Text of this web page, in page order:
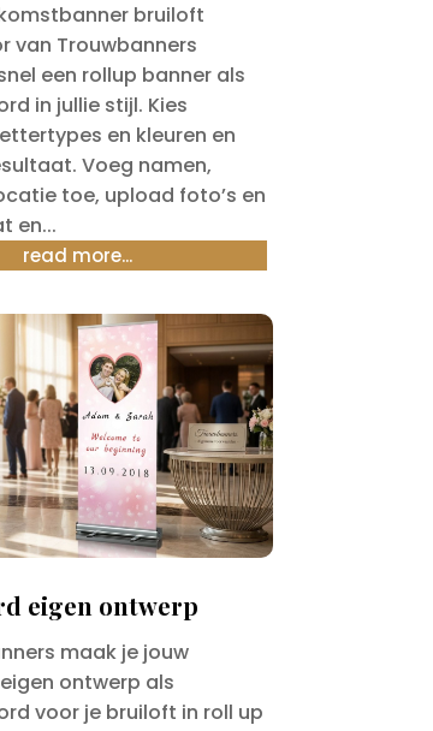
bruiloft
van Trouwbanners
een rollup banner als
in jullie stijl. Kies
en kleuren en
Voeg namen,
toe, upload foto’s en
en...
read more...
eigen ontwerp
maak je jouw
ontwerp als
voor je bruiloft in roll up